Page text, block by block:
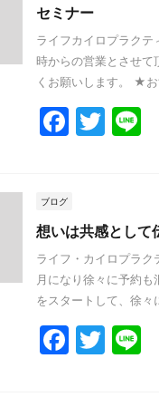
b
o
o
k
セミナー
ライフカイロプラクテ
時からの営業とさせて
くお願いします。 ★
F
b
o
o
k
T
ブログ
想いは共感として
ライフ・カイロプラ
月になり徐々に予約
をスタートして、徐々
F
T